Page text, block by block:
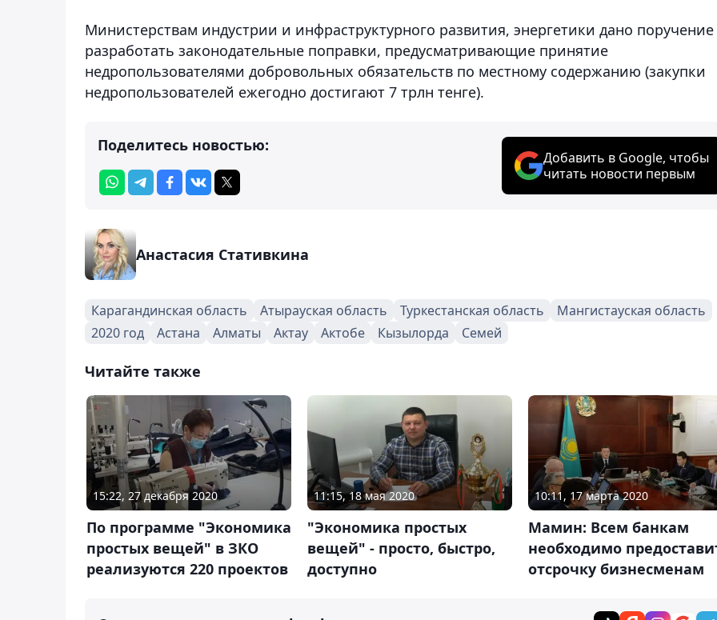
Министерствам индустрии и инфраструктурного развития, энергетики дано поручение
разработать законодательные поправки, предусматривающие принятие
недропользователями добровольных обязательств по местному содержанию (закупки
недропользователей ежегодно достигают 7 трлн тенге).
Поделитесь новостью:
Добавить в Google, чтобы
читать новости первым
Анастасия Стативкина
Карагандинская область Атырауская область Туркестанская область
Мангистауская область
2020 год
Астана Алматы Актау Актобе Кызылорда Семей
Читайте также
15:22, 27 декабря 2020
По программе "Экономика
простых вещей" в ЗКО
реализуются 220 проектов
11:15, 18 мая 2020
"Экономика простых
вещей" - просто, быстро,
доступно
10:11, 17 марта 2020
Мамин: Всем банкам
необходимо
отсрочку бизнесменам